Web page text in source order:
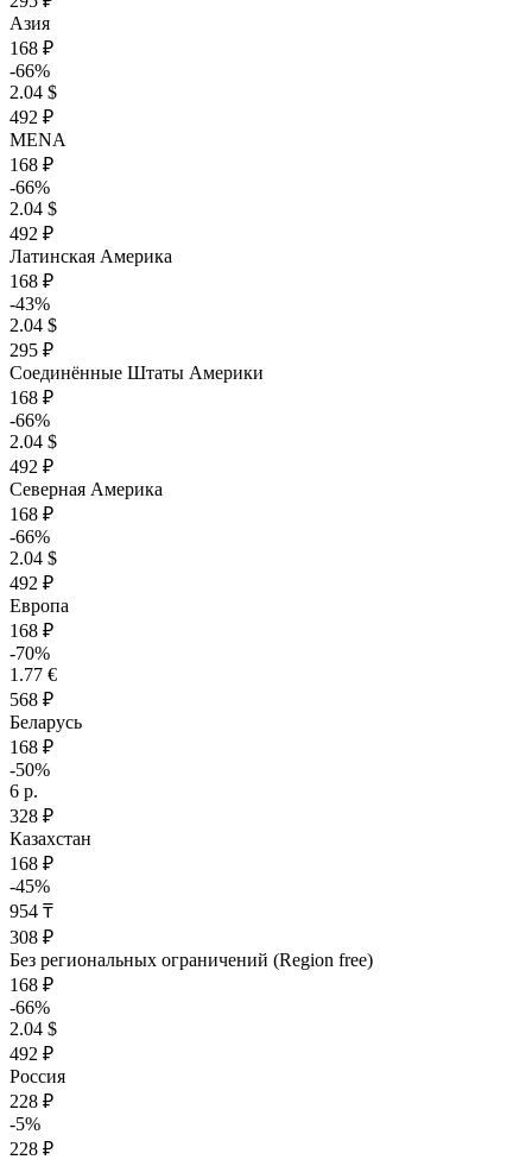
Азия
168 ₽
-66%
2.04 $
492 ₽
MENA
168 ₽
-66%
2.04 $
492 ₽
Латинская Америка
168 ₽
-43%
2.04 $
295 ₽
Соединённые Штаты Америки
168 ₽
-66%
2.04 $
492 ₽
Северная Америка
168 ₽
-66%
2.04 $
492 ₽
Европа
168 ₽
-70%
1.77 €
568 ₽
Беларусь
168 ₽
-50%
6 р.
328 ₽
Казахстан
168 ₽
-45%
954 ₸
308 ₽
Без региональных ограничений (Region free)
168 ₽
-66%
2.04 $
492 ₽
Россия
228 ₽
-5%
228 ₽